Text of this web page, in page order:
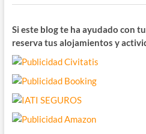
Si este blog te ha ayudado con
reserva tus alojamientos y